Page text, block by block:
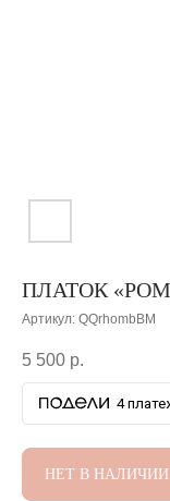
ПЛАТОК
Артикул: QQrhombBM
5 500 р.
4
НЕТ В НАЛИЧИИ